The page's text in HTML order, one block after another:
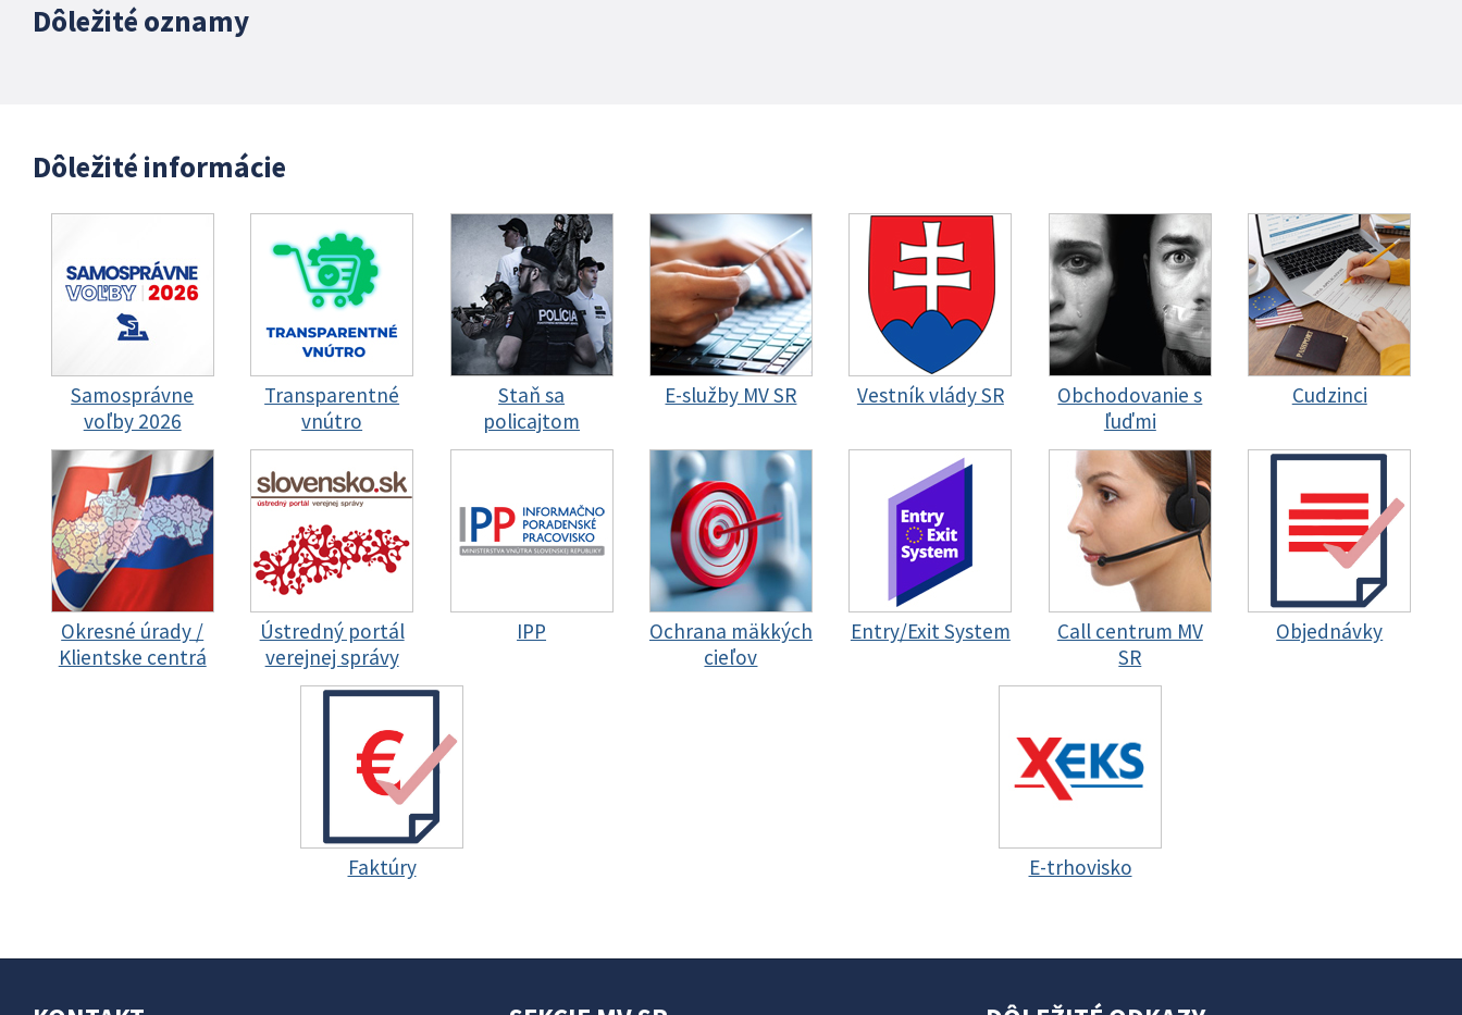
Dôležité oznamy
Dôležité informácie
Samosprávne
voľby 2026
Transparentné
vnútro
Staň sa
policajtom
E-služby MV SR Vestník vlády SR
Obchodovanie s
ľuďmi
Cudzinci
Okresné úrady /
Klientske centrá
Ústredný portál
verejnej správy
IPP
Ochrana mäkkých
cieľov
Entry/Exit System
Call centrum MV
SR
Objednávky
Faktúry E-trhovisko